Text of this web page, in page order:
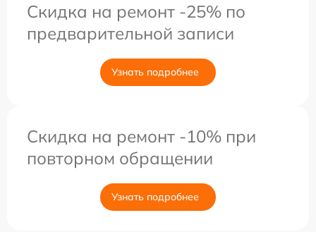
Скидка на ремонт -25% по
предварительной записи
Узнать подробнее
Скидка на ремонт -10% при
повторном обращении
Узнать подробнее